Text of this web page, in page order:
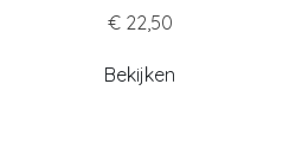
€ 22,50
Bekijken